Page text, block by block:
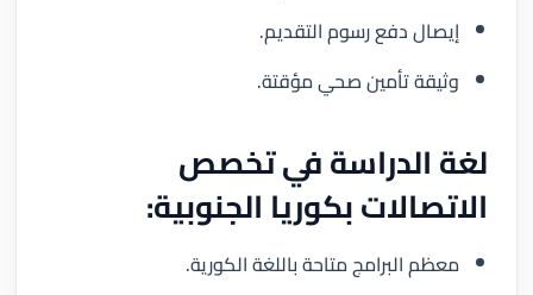
إيصال دفع رسوم التقديم.
وثيقة تأمين صحي مؤقتة.
لغة الدراسة في تخصص
الاتصالات بكوريا الجنوبية:
معظم البرامج متاحة باللغة الكورية.